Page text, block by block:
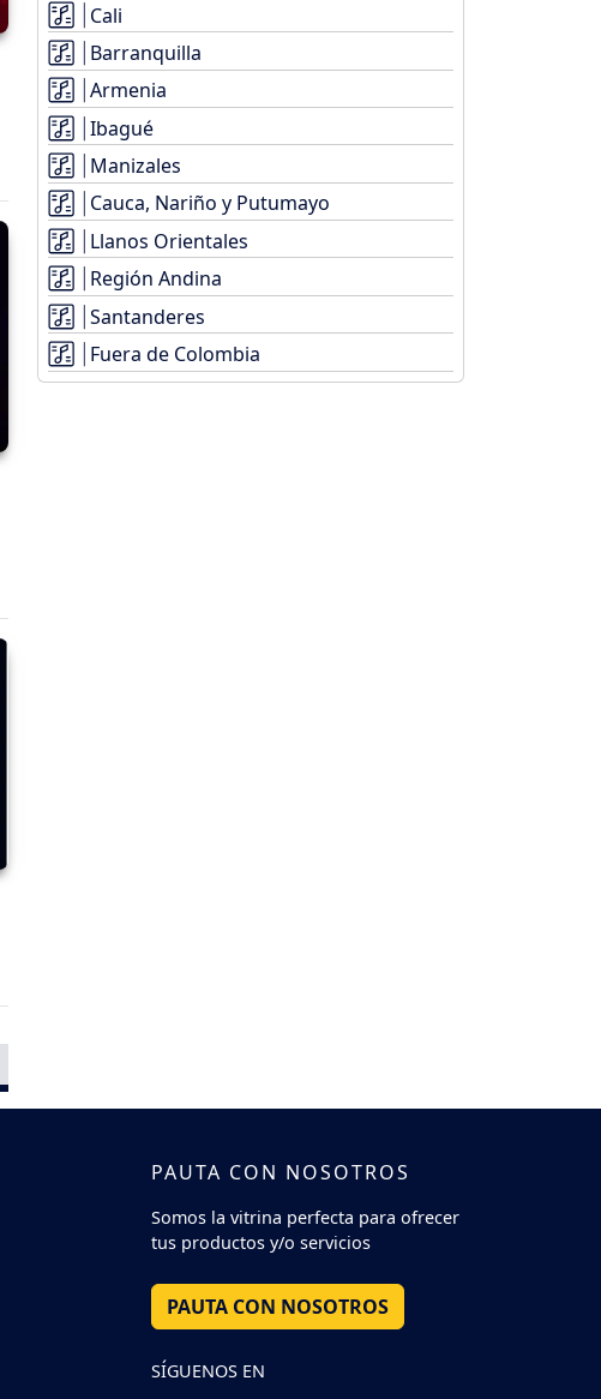
Cali
Barranquilla
Armenia
Ibagué
Manizales
Cauca, Nariño y Putumayo
Llanos Orientales
Región Andina
Santanderes
Fuera de Colombia
PAUTA CON NOSOTROS
Somos la vitrina perfecta para ofrecer
tus productos y/o servicios
PAUTA CON NOSOTROS
SÍGUENOS EN